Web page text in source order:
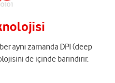
aynı zamanda DPI (deep
de içinde barındırır.